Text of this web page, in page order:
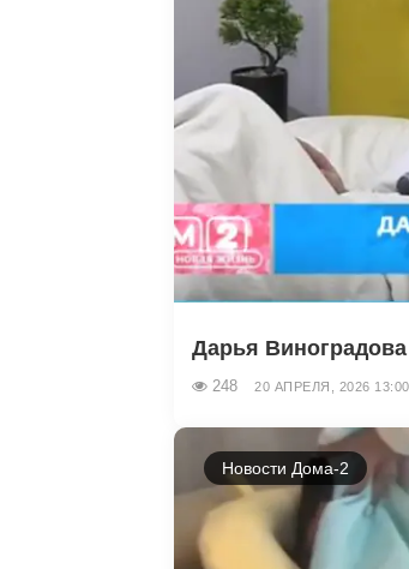
Дарья
248 20 АПРЕЛЯ, 2026 13:00
Новости Дома-2